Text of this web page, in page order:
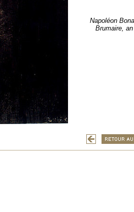
Napoléon
Brumaire,